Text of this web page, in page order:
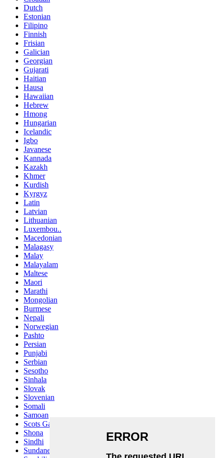
Dutch
Estonian
Filipino
Finnish
Frisian
Galician
Georgian
Gujarati
Haitian
Hausa
Hawaiian
Hebrew
Hmong
Hungarian
Icelandic
Igbo
Javanese
Kannada
Kazakh
Khmer
Kurdish
Kyrgyz
Latin
Latvian
Lithuanian
Luxembou..
Macedonian
Malagasy
Malay
Malayalam
Maltese
Maori
Marathi
Mongolian
Burmese
Nepali
Norwegian
Pashto
Persian
Punjabi
Serbian
Sesotho
Sinhala
Slovak
Slovenian
Somali
Samoan
Scots Gaelic
Shona
Sindhi
Sundanese